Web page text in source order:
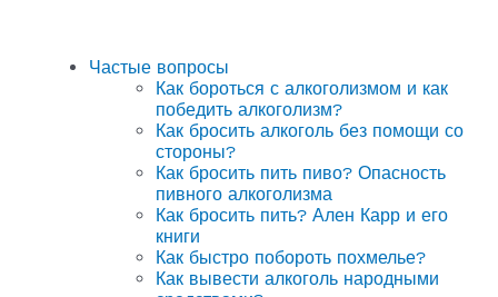
Частые вопросы
Как бороться с алкоголизмом и как
победить алкоголизм?
Как бросить алкоголь без помощи со
стороны?
Как бросить пить пиво? Опасность
пивного алкоголизма
Как бросить пить? Ален Карр и его
книги
Как быстро побороть похмелье?
Как вывести алкоголь народными